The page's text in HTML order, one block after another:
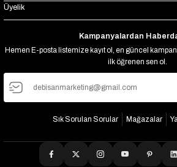
Üyelik
Kampanyalardan
Hemen E-posta listemize kayıt ol, en güncel
ilk öğrenen sen ol.
Sık Sorulan Sorular Mağazalar